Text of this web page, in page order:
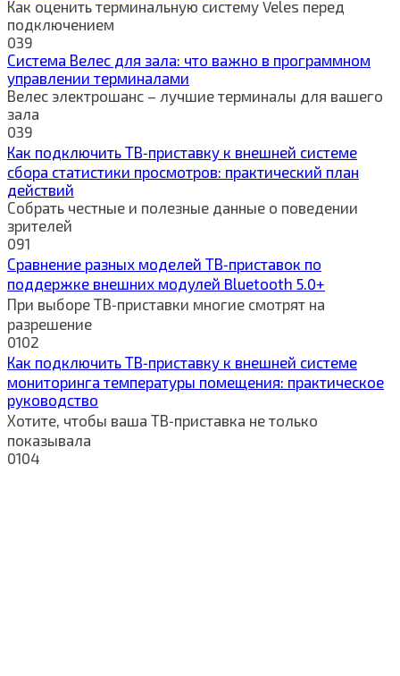
Как оценить терминальную систему Veles перед
подключением
039
Система Велес для зала: что важно в программном
управлении терминалами
Велес электрошанс – лучшие терминалы для вашего
зала
039
Как подключить ТВ‑приставку к внешней системе
сбора статистики просмотров: практический план
действий
Собрать честные и полезные данные о поведении
зрителей
091
Сравнение разных моделей ТВ‑приставок по
поддержке внешних модулей Bluetooth 5.0+
При выборе ТВ‑приставки многие смотрят на
разрешение
0102
Как подключить ТВ‑приставку к внешней системе
мониторинга температуры помещения: практическое
руководство
Хотите, чтобы ваша ТВ‑приставка не только
показывала
0104